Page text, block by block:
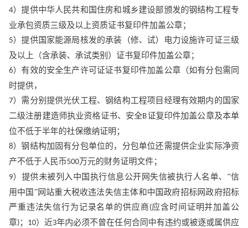
4）提供中华人民共和国住房和城乡建设部颁发的钢结构工程专
业承包资质三级及以上资质证书复印件加盖公章；
5）提供国家能源局核发的承装（修、试）电力设施许可证三级
及以上（含承装、承试类别）证书复印件加盖公章；
6）有效的安全生产许可证证书复印件加盖公章（如有分包需同
时提供，
7）需分别提供光伏工程、钢结构工程项目经理有效期内的国家
二级注册建造师执业资格证书、安全B证复印件加盖公章及本单
位不低于半年的社保缴纳证明；
8）钢结构加固有分包单位的，分包单位还需提供企业实际净资
产不低于人民币 500万元的财务证明文件；
9）提供未被列入中国执行信息公开网失信被执行人名单、“信
用中国”网站重大税收违法失信主体和中国政府招标网政府招标
严重违法失信行为记录名单的供应商(应含时间证明并加盖公
章)； 10）近3年内必须不曾在任何合同中有违约或被逐或属供应